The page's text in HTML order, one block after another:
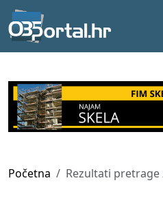
Početna Rezultati pretrage